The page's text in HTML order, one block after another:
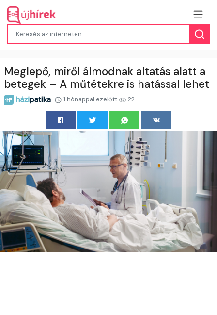
Meglepő, miről álmodnak altatás alatt a
betegek – A műtétekre is hatással lehet
1 hónappal ezelőtt 22